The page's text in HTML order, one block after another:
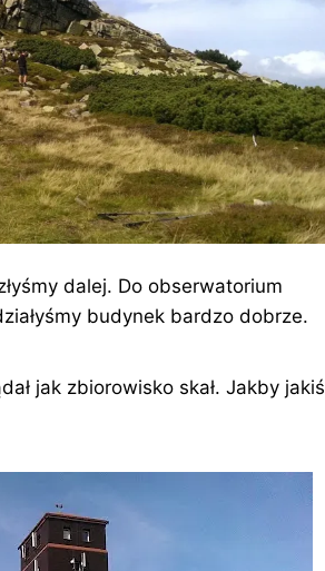
dalej. Do obserwatorium
budynek bardzo dobrze.
jak zbiorowisko skał. Jakby jakiś